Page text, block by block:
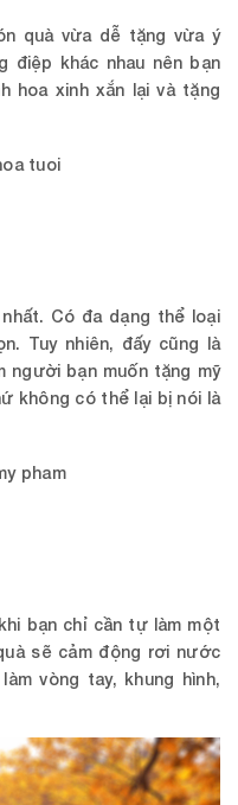
quà vừa dễ tặng vừa ý
điệp khác nhau nên bạn
hoa xinh xắn lại và tặng
Có đa dạng thể loại
Tuy nhiên, đấy cũng là
người bạn muốn tặng mỹ
không có thể lại bị nói là
bạn chỉ cần tự làm một
sẽ cảm động rơi nước
vòng tay, khung hình,